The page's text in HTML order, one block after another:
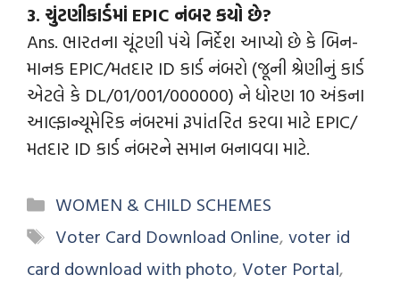
3. ચુંટણીકાર્ડમાં EPIC નંબર કયો છે?
Ans. ભારતના ચૂંટણી પંચે નિર્દેશ આપ્યો છે કે બિન-
માનક EPIC/મતદાર ID કાર્ડ નંબરો (જૂની શ્રેણીનું કાર્ડ
એટલે કે DL/01/001/000000) ને ધોરણ 10 અંકના
આલ્ફાન્યૂમેરિક નંબરમાં રૂપાંતરિત કરવા માટે EPIC/
મતદાર ID કાર્ડ નંબરને સમાન બનાવવા માટે.
WOMEN & CHILD SCHEMES
Voter Card Download Online, voter id
card download with photo, Voter Portal,